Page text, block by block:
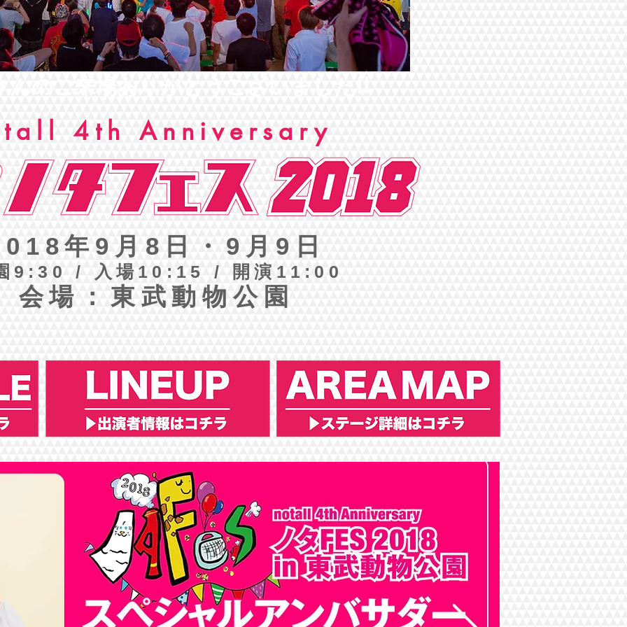
4th Anniversary
年9月8日・9月9日
9:30 / 入場10:15 / 開演11:00
会場：東武動物公園